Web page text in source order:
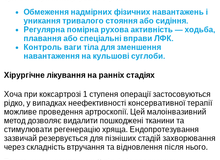
Обмеження надмірних фізичних навантажень і
уникання тривалого стояння або сидіння.
Регулярна помірна рухова активність — ходьба,
плавання або спеціальні вправи ЛФК.
Контроль ваги тіла для зменшення
навантаження на кульшові суглоби.
Хірургічне лікування на ранніх стадіях
Хоча при коксартрозі 1 ступеня операції застосовуються
рідко, у випадках неефективності консервативної терапії
можливе проведення артроскопії. Цей малоінвазивний
метод дозволяє видалити пошкоджені тканини та
стимулювати регенерацію хряща. Ендопротезування
зазвичай резервується для пізніших стадій захворювання
через складність втручання та відновлення після нього.